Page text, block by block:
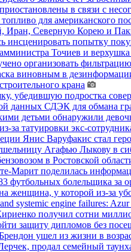
в связи с
топливо для американского
Северную Корею и
инсценировать попытку
Точиев и
организовать
виновным в
крана
убедившую подростка
данных СДЭК для обмана
детьми обнаружили
за татуировки экс-
Янис Варуфакис стал
Агафью Лыкову в
в Ростовской
Марит поделилась
футбольных болельщика за
женщина, у которой из-за
systemic engine failures:
получил сотни
защиту дипломов без
ушел из жизни в
продал семейный